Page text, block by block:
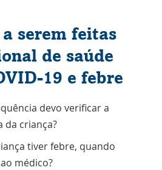
serem feitas
de saúde
19 e febre
devo verificar a
criança?
tiver febre, quando
médico?